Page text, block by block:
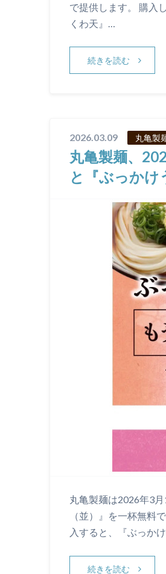
で提供します。 購入
くわ天』…
続きを読む
2026.03.09 丸亀製
丸亀製麺、
と『ぶっかけ
丸亀製麺は2026年3
（並）』を一杯無料
入すると、『ぶっか
続きを読む